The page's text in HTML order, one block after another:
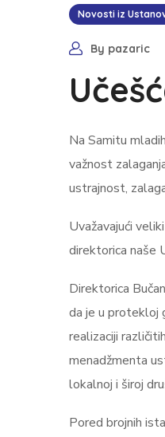
Novosti iz
By pazaric
Na Samitu
važnost
ustrajnost,
Uvažavajući
direktorica naše
Direktorica
da je u protekloj
realizaciji
menadžmenta
lokalnoj i široj
Pored brojnih